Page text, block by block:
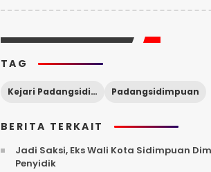
TAG
Kejari Padangsidimpuan Padangsidimpuan
BERITA TERKAIT
Jadi Saksi, Eks Wali Kota Sidimpuan
Penyidik